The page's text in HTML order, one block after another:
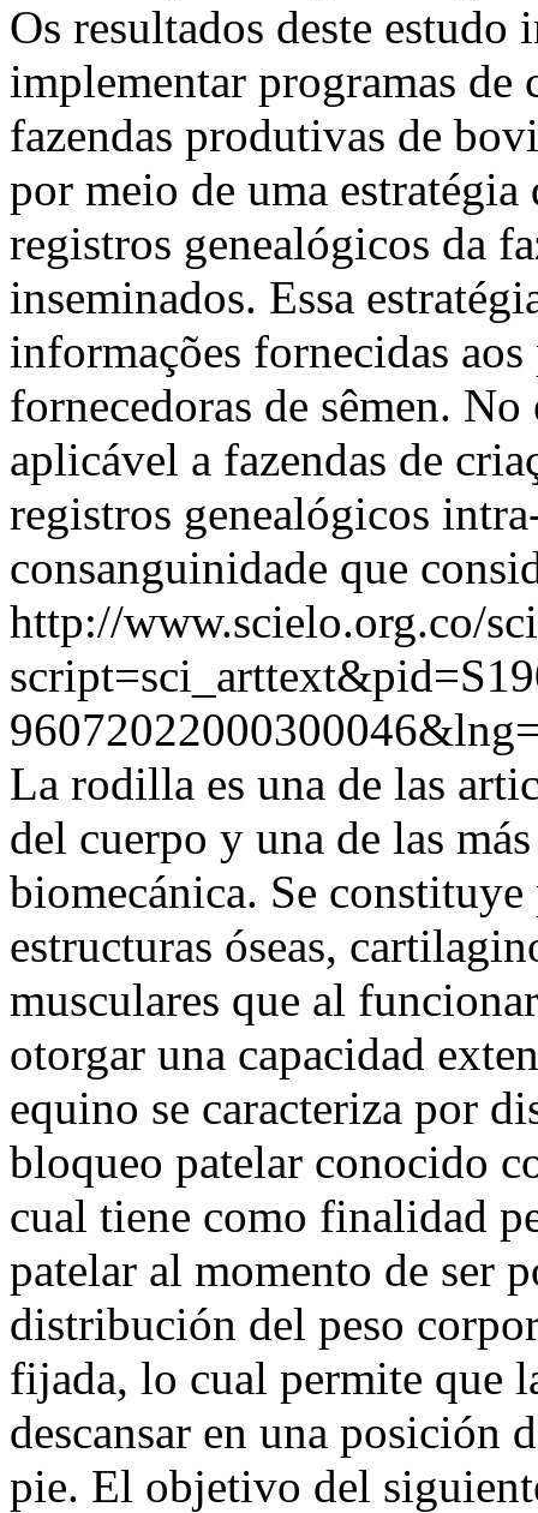
Os resultados deste
implementar programas de
fazendas produtivas de
por meio de uma estratégia
registros genealógicos da
inseminados. Essa
informações fornecidas
fornecedoras de sêmen.
aplicável a fazendas de
registros genealógicos
consanguinidade que
http://www.scielo.org.co/
La rodilla es una de las
del cuerpo y una de las
biomecánica. Se
estructuras óseas,
musculares que al
otorgar una capacidad
equino se caracteriza por
bloqueo patelar conocido
cual tiene como finalidad
patelar al momento de ser
distribución del peso
fijada, lo cual permite que
descansar en una posición
pie. El objetivo del